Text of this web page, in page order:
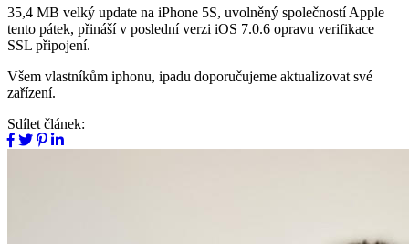
35,4 MB velký update na iPhone 5S, uvolněný společností Apple
tento pátek, přináší v poslední verzi iOS 7.0.6 opravu verifikace
SSL připojení.
Všem vlastníkům iphonu, ipadu doporučujeme aktualizovat své
zařízení.
Sdílet článek: